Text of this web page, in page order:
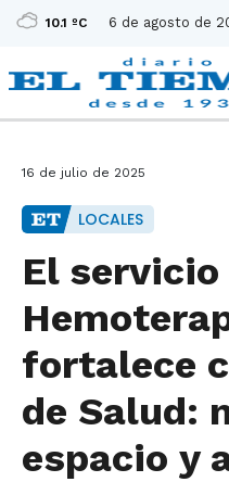
10.1 ºC 6 de agosto de
16 de julio de 2025
LOCALES
El servicio
fortalece
de Salud:
espacio y